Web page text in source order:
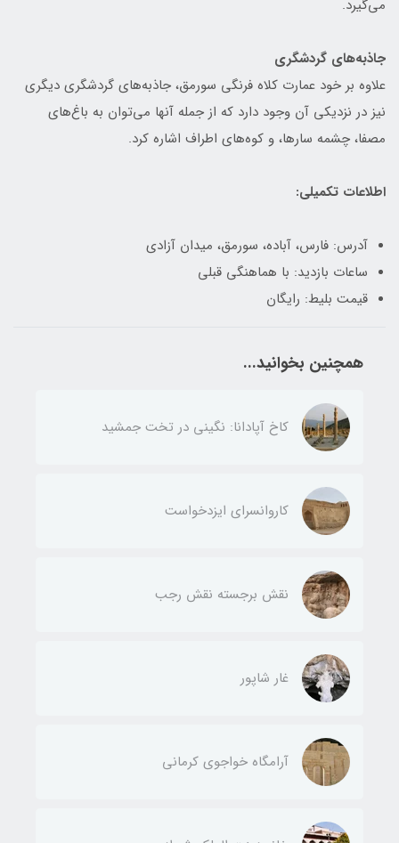
می‌گیرد.
جاذبه‌های گردشگری
علاوه بر خود عمارت کلاه فرنگی سورمق، جاذبه‌های گردشگری دیگری
نیز در نزدیکی آن وجود دارد که از جمله آنها می‌توان به باغ‌های
مصفا، چشمه سارها، و کوه‌های اطراف اشاره کرد.
اطلاعات تکمیلی:
آدرس: فارس، آباده، سورمق، میدان آزادی
ساعات بازدید: با هماهنگی قبلی
قیمت بلیط: رایگان
همچنین بخوانید...
کاخ آپادانا: نگینی در تخت جمشید
کاروانسرای ایزدخواست
نقش برجسته نقش رجب
غار شاپور
آرامگاه خواجوی کرمانی